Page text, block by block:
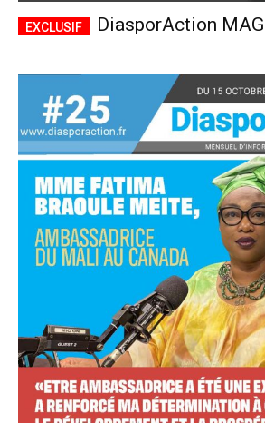
Accès complet
$22 / anplaceholder text
Tous les articles
Annonces
ANNUEL
CHOISIR LE FORFAIT
DiasporAction